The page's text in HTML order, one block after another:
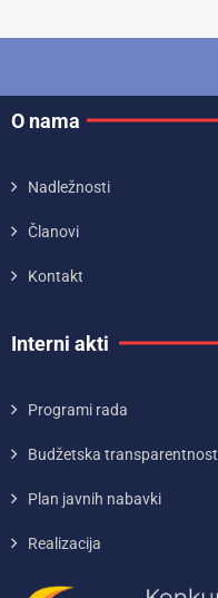
O nama
Nadležnosti
Članovi
Kontakt
Interni akti
Programi rada
Budžetska transparentnost
Plan javnih nabavki
Realizacija